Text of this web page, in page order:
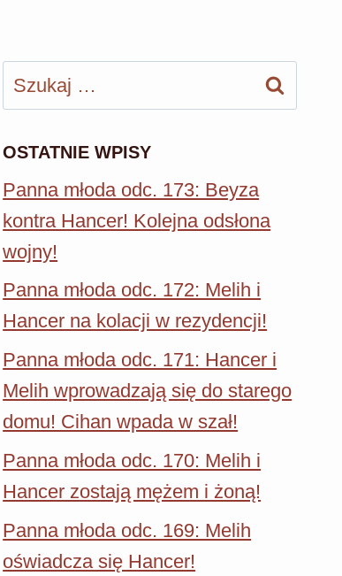
Szukaj:
OSTATNIE WPISY
Panna młoda odc. 173: Beyza
kontra Hancer! Kolejna odsłona
wojny!
Panna młoda odc. 172: Melih i
Hancer na kolacji w rezydencji!
Panna młoda odc. 171: Hancer i
Melih wprowadzają się do starego
domu! Cihan wpada w szał!
Panna młoda odc. 170: Melih i
Hancer zostają mężem i żoną!
Panna młoda odc. 169: Melih
oświadcza się Hancer!